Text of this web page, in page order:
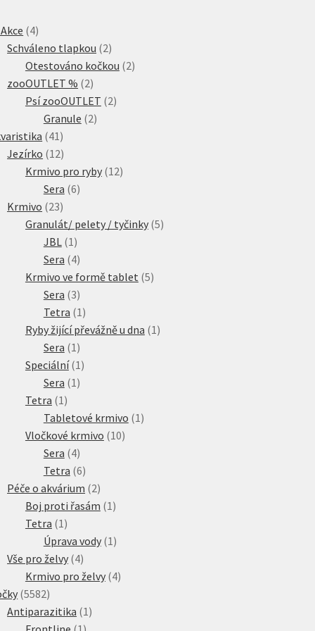
44
produkty
Schváleno tlapkou 22
produkty
Otestováno kočkou 22
zooOUTLET % 22
produkty
Psí zooOUTLET 22
Granule 22
4141
produktů
Jezírko 1212
produktů
Krmivo pro ryby 1212
Sera 66
Krmivo 2323
produktů
Granulát/ pelety / tyčinky 55
JBL 11
produkt
Sera 44
produkty
Krmivo ve formě tablet 55
Sera 33
produkty
Tetra 11
produkt
Ryby žijící převážně u dna 11
Sera 11
produkt
Speciální 11
Sera 11
Tetra 11
produkt
Tabletové krmivo 11
Vločkové krmivo 1010
Sera 44
produkty
Tetra 66
produktů
Péče o akvárium 22
produkty
Boj proti řasám 11
Tetra 11
produkt
Úprava vody 11
Vše pro želvy 44
produkty
Krmivo pro želvy 44
55825582
produktů
Antiparazitika 11